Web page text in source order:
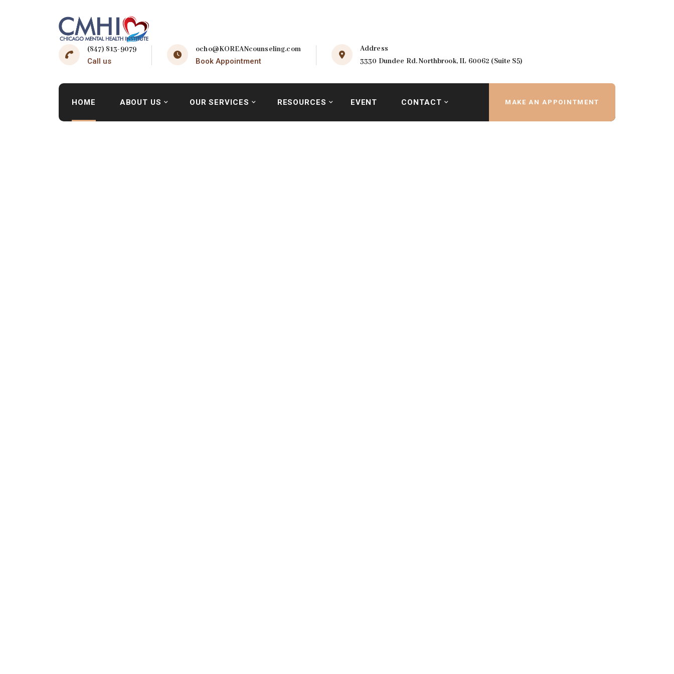
(847) 813-9079
Call us
ocho@KOREANcounseling.com
Book Appointment
Address
3330 Dundee Rd. Northbrook, IL 60062 (Suite S5)
HOME ABOUT US OUR SERVICES RESOURCES EVENT CONTACT MAKE AN APPOINTMENT